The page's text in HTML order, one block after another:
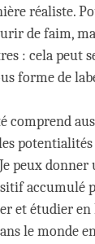
réaliste.
de faim,
: cela peut
forme de
comprend
peux
accumulé
et étudier en
le monde